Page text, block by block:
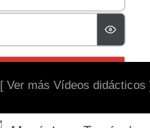
[ Ver más Vídeos didácticos